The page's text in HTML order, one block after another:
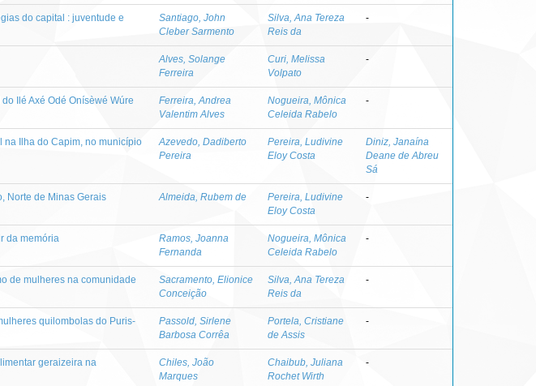
do capital : juventude e
Santiago, John
Cleber Sarmento
Silva, Ana Tereza
Reis da
-
Alves, Solange
Ferreira
Curi, Melissa
Volpato
-
Ilé Axé Odé Onísèwé Wúre
Ferreira, Andrea
Valentim Alves
Nogueira, Mônica
Celeida Rabelo
-
na Ilha do Capim, no município
Azevedo, Dadiberto
Pereira
Pereira, Ludivine
Eloy Costa
Diniz, Janaína
Deane de Abreu
Sá
Norte de Minas Gerais Almeida, Rubem de
Pereira, Ludivine
Eloy Costa
-
da memória
Ramos, Joanna
Fernanda
Nogueira, Mônica
Celeida Rabelo
-
de mulheres na comunidade
Sacramento, Elionice
Conceição
Silva, Ana Tereza
Reis da
-
quilombolas do Puris-
Passold, Sirlene
Barbosa Corrêa
Portela, Cristiane
de Assis
-
geraizeira na
Chiles, João
Marques
Chaibub, Juliana
Rochet Wirth
-